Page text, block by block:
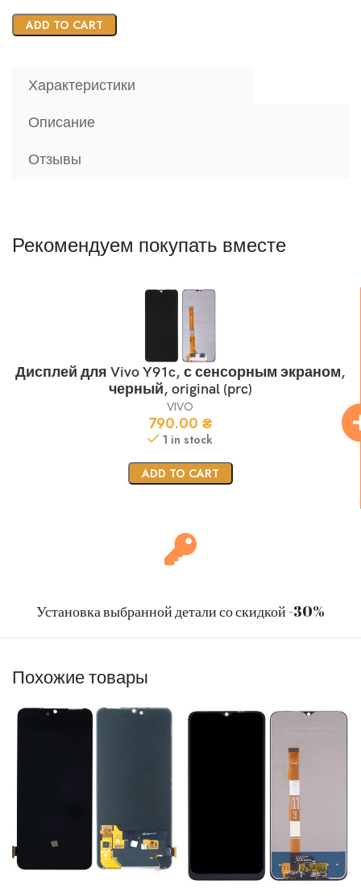
ADD TO CART
Характеристики
Описание
Отзывы
Рекомендуем покупать вместе
Дисплей для Vivo Y91c, с сенсорным экраном,
черный, original (prc)
VIVO
790.00 ₴
1 in stock
ADD TO CART
Установка выбранной детали со скидкой -30%
Похожие товары